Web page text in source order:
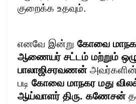
குறைக்க உதவும்.
எனவே இன்று கோவை
ஆணையர் சட்டம் மற்றும்
பாலாஜிசரவணன்அவர்களின்
படி கோவை மாநகர மது
ஆய்வாளர் திரு. கணேசன்